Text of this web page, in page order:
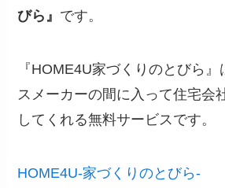
びら』 です。
『HOME4U家づくりのとびら
スメーカーの間に入って住宅会
してくれる無料サービスです。
HOME4U-家づくりのとびら-